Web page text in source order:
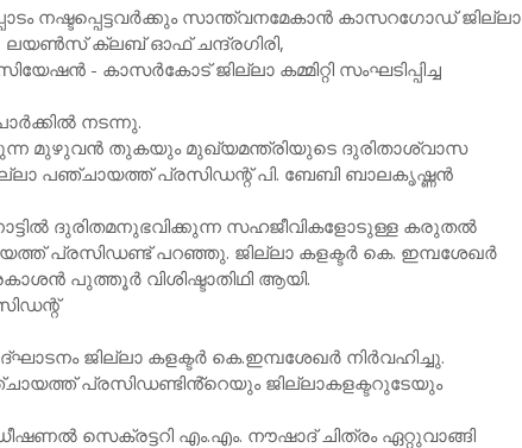
നഷ്ടപ്പെട്ടവർക്കും സാന്ത്വനമേകാൻ കാസറഗോഡ് ജില്ലാ
ലയൺസ് ക്ലബ് ഓഫ് ചന്ദ്രഗിരി,
- കാസർകോട് ജില്ലാ കമ്മിറ്റി സംഘടിപ്പിച്ച
നടന്നു.
മുഴുവൻ തുകയും മുഖ്യമന്ത്രിയുടെ ദുരിതാശ്വാസ
പഞ്ചായത്ത് പ്രസിഡന്റ് പി. ബേബി ബാലകൃഷ്ണൻ
ദുരിതമനുഭവിക്കുന്ന സഹജീവികളോടുള്ള കരുതൽ
പ്രസിഡണ്ട് പറഞ്ഞു. ജില്ലാ കളക്ടർ കെ. ഇമ്പശേഖർ
പുത്തൂർ വിശിഷ്ടാതിഥി ആയി.
ജില്ലാ കളക്ടർ കെ.ഇമ്പശേഖർ നിർവഹിച്ചു.
പ്രസിഡണ്ടിൻ്റെയും ജില്ലാകളക്ടറുടേയും
സെക്രട്ടറി എം.എം. നൗഷാദ് ചിത്രം ഏറ്റുവാങ്ങി